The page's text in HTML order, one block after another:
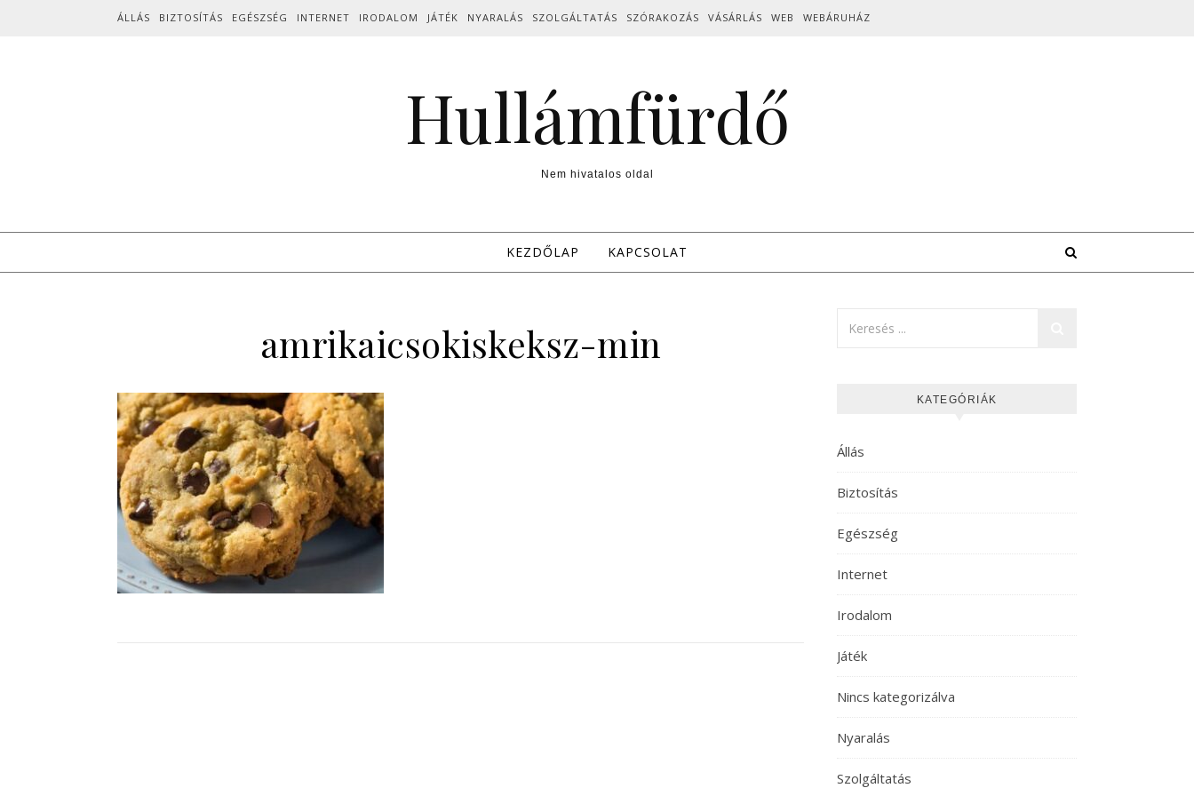
ÁLLÁS BIZTOSÍTÁS EGÉSZSÉG INTERNET IRODALOM JÁTÉK NYARALÁS SZOLGÁLTATÁS SZÓRAKOZÁS VÁSÁRLÁS WEB WEBÁRUHÁZ
Hullámfürdő
Nem hivatalos oldal
KEZDŐLAP KAPCSOLAT
amrikaicsokiskeksz-min
KATEGÓRIÁK
Állás
Biztosítás
Egészség
Internet
Irodalom
Játék
Nincs kategorizálva
Nyaralás
Szolgáltatás